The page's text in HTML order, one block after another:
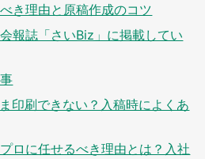
き理由と原稿作成のコツ
報誌「さいBiz」に掲載してい
印刷できない？入稿時によくあ
ロに任せるべき理由とは？入社